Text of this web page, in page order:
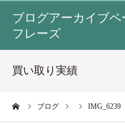
ブログアーカイブ
フレーズ
買い取り実績
ブログ IMG_6239
サービス紹介